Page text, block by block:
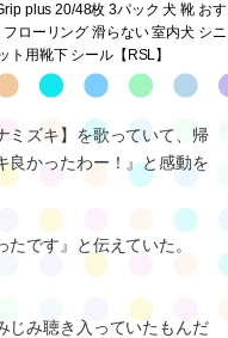
plus 20/48枚 3パック 犬 靴 おす
ローリング 滑らない 室内犬 シニ
ト用靴下 シール【RSL】
ミズキ】を歌っていて、帰
良かったわー！』と感動を
です』と伝えていた。
じみ聴き入っていたもんだ